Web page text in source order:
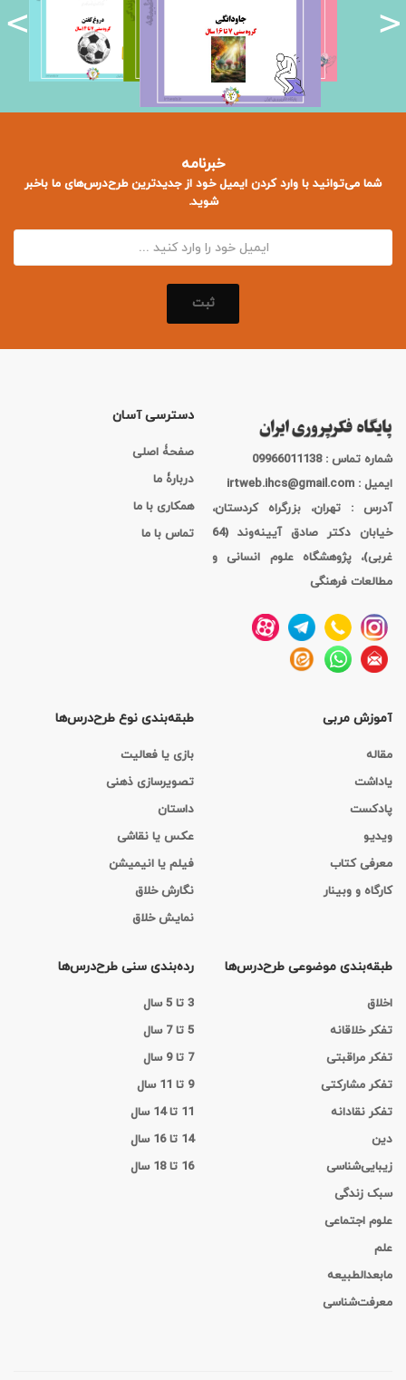
< >
خبرنامه
شما می‌توانید با وارد کردن ایمیل خود از جدید‌ترین طرح‌درس‌های ما باخبر
شوید.
ثبت
شماره تماس : 09966011138
ایمیل : irtweb.ihcs@gmail.com
آدرس : تهران، بزرگراه کردستان،
خیابان دکتر صادق آیینه‌وند (64
غربی)، پژوهشگاه علوم انسانی و
مطالعات فرهنگی
دسترسی آسان
صفحۀ اصلی
دربارۀ ما
همکاری با ما
تماس با ما
آموزش مربی
مقاله
یاداشت
پادکست
ویدیو
معرفی کتاب
کارگاه‌ و وبینار
طبقه‌بندی نوع طرح‌درس‌ها
بازی یا فعالیت
تصویرسازی ذهنی
داستان
عکس یا نقاشی
فیلم یا انیمیشن
نگارش خلاق
نمایش خلاق
طبقه‌بندی موضوعی طرح‌درس‌ها
اخلاق
تفکر خلاقانه
تفکر مراقبتی
تفکر مشارکتی
تفکر نقادانه
دین
زیبایی‌شناسی
سبک زندگی
علوم اجتماعی
علم
مابعدالطبیعه
معرفت‌شناسی
رده‌بندی سنی طرح‌درس‌ها
3 تا 5 سال
5 تا 7 سال
7 تا 9 سال
9 تا 11 سال
11 تا 14 سال
14 تا 16 سال
16 تا 18 سال